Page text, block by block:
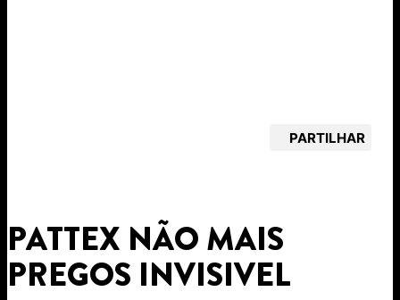
PARTILHAR
PATTEX NÃO MAIS
PREGOS INVISIVEL